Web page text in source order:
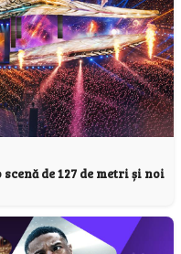
scenă de 127 de metri și noi